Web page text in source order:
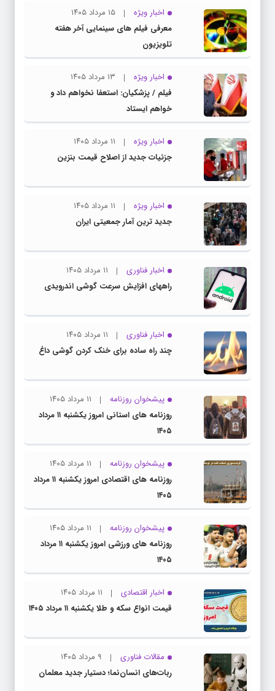
اخبار ویژه
۱۵ مرداد ۱۴۰۵
معرفی فیلم های سینمایی آخر هفته
تلویزیون
اخبار ویژه
۱۳ مرداد ۱۴۰۵
فیلم / پزشکیان: استعفا نخواهم داد و
خواهم ایستاد
اخبار ویژه
۱۱ مرداد ۱۴۰۵
جزئیات جدید از اصلاح قیمت بنزین
اخبار ویژه
۱۱ مرداد ۱۴۰۵
جدید ترین آمار جمعیتی ایران
اخبار فناوری
۱۱ مرداد ۱۴۰۵
راههای افزایش سرعت گوشی اندرویدی
اخبار فناوری
۱۱ مرداد ۱۴۰۵
چند راه‌ ساده برای خنک کردن گوشی داغ
پیشخوان روزنامه
۱۱ مرداد ۱۴۰۵
روزنامه های استانی امروز یکشنبه ۱۱ مرداد
۱۴۰۵
پیشخوان روزنامه
۱۱ مرداد ۱۴۰۵
روزنامه های اقتصادی امروز یکشنبه ۱۱ مرداد
۱۴۰۵
پیشخوان روزنامه
۱۱ مرداد ۱۴۰۵
روزنامه های ورزشی امروز یکشنبه ۱۱ مرداد
۱۴۰۵
اخبار اقتصادی
۱۱ مرداد ۱۴۰۵
قیمت انواع سکه و طلا یکشنبه ۱۱ مرداد ۱۴۰۵
مقالات فناوری
۹ مرداد ۱۴۰۵
ربات‌های انسان‌نما؛ دستیار جدید معلمان